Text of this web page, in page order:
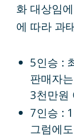
화 대상임
에 따라 과
5인승 :
판매자
3천만원
7인승 :
그럼에